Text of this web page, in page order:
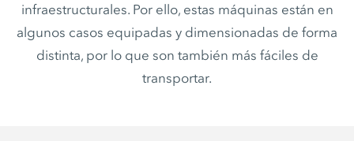
infraestructurales. Por ello, estas máquinas están en
algunos casos equipadas y dimensionadas de forma
distinta, por lo que son también más fáciles de
transportar.